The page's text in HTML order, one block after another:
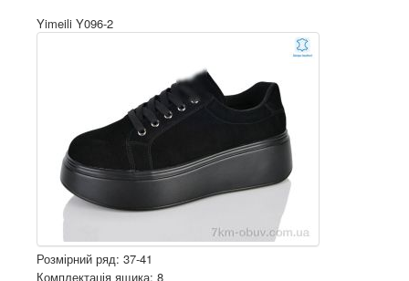
Yimeili Y096-2
Розмірний ряд: 37-41
Комплектація ящика: 8